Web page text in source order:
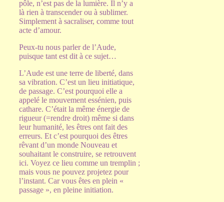
pôle, n’est pas de la lumière. Il n’y a
là rien à transcender ou à sublimer.
Simplement à sacraliser, comme tout
acte d’amour.
Peux-tu nous parler de l’Aude,
puisque tant est dit à ce sujet…
L’Aude est une terre de liberté, dans
sa vibration. C’est un lieu initiatique,
de passage. C’est pourquoi elle a
appelé le mouvement essénien, puis
cathare. C’était la même énergie de
rigueur (=rendre droit) même si dans
leur humanité, les êtres ont fait des
erreurs. Et c’est pourquoi des êtres
rêvant d’un monde Nouveau et
souhaitant le construire, se retrouvent
ici. Voyez ce lieu comme un tremplin ;
mais vous ne pouvez projetez pour
l’instant. Car vous êtes en plein «
passage », en pleine initiation.